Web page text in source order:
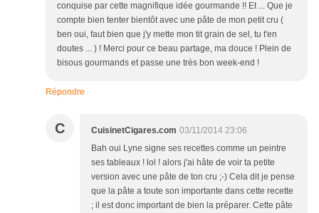
conquise par cette magnifique idée gourmande !! Et ... Que je
compte bien tenter bientôt avec une pâte de mon petit cru (
ben oui, faut bien que j'y mette mon tit grain de sel, tu t'en
doutes ... ) ! Merci pour ce beau partage, ma douce ! Plein de
bisous gourmands et passe une très bon week-end !
Répondre
C CuisinetCigares.com 03/11/2014 23:06
Bah oui Lyne signe ses recettes comme un peintre
ses tableaux ! lol ! alors j'ai hâte de voir ta petite
version avec une pâte de ton cru ;-) Cela dit je pense
que la pâte a toute son importante dans cette recette
; il est donc important de bien la préparer. Cette pâte